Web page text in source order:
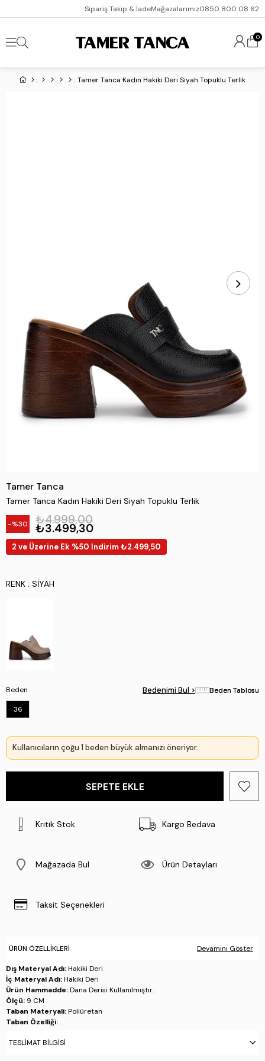
Sipariş Takip & İadeMağazalarımız0850 800 08 62
0
Tamer Tanca Kadın Hakiki Deri Siyah Topuklu Terlik
Tamer Tanca
Tamer Tanca Kadın Hakiki Deri Siyah Topuklu Terlik
30 ₺4.999,00
₺3.499,30
2 ve Üzerine Ek %50 İndirim ₺2.499,50
RENK : SIYAH
Beden
36
Bedenimi Bul > Beden Tablosu
Bedenimi Bul > Beden Tablosu
Kullanıcıların çoğu 1 beden büyük almanızı öneriyor.
Kritik Stok Kargo Bedava
Mağazada Bul Ürün Detayları
Taksit Seçenekleri
ÜRÜN ÖZELLIKLERI Devamını Göster
Dış Materyal Adı:Hakiki Deri
İç Materyal Adı:Hakiki Deri
Ürün Hammadde:Dana Derisi Kullanılmıştır.
Ölçü: 9 CM
Taban Materyali:Poliüretan
Taban Özelliği:.
Üretim Yeri:Türkiye
TESLIMAT BILGISI